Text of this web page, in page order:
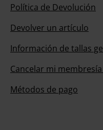
Política de Devolución
Devolver un artículo
Información de tallas
Cancelar mi membresía
Métodos de pago